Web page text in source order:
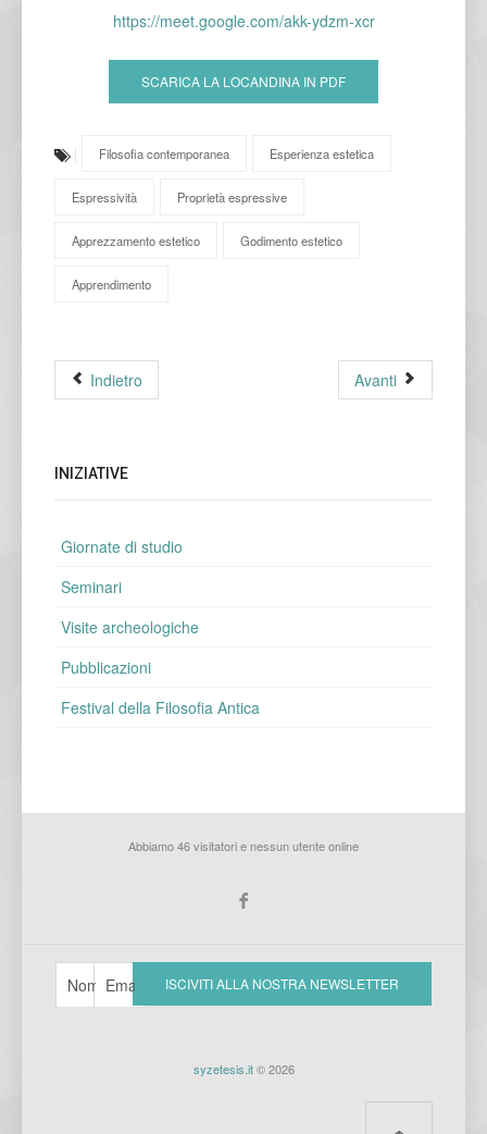
https://meet.google.com/akk-ydzm-xcr
SCARICA LA LOCANDINA IN PDF
Filosofia contemporanea Esperienza estetica
Espressività Proprietà espressive
Apprezzamento estetico Godimento estetico
Apprendimento
Indietro Avanti
INIZIATIVE
Giornate di studio
Seminari
Visite archeologiche
Pubblicazioni
Festival della Filosofia Antica
Abbiamo 46 visitatori e nessun utente online
syzetesis.it© 2026